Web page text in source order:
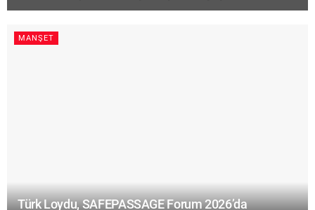
MANŞET
Türk Loydu, SAFEPASSAGE Forum 2026’da